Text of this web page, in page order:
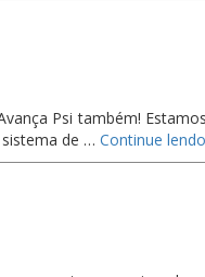
Psi também!
de … Continue lendo